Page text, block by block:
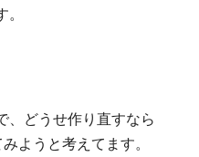
、どうせ作り直すなら
ようと考えてます。